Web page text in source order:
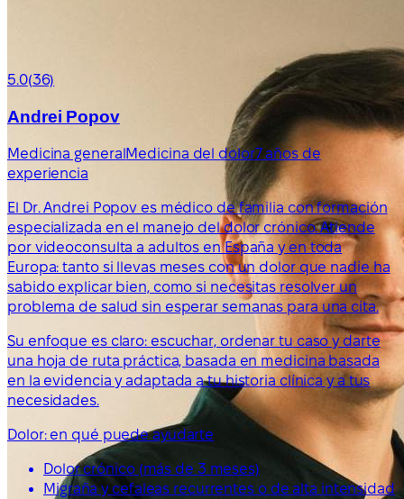
5.0(36)
Andrei Popov
Medicina generalMedicina del dolor7 años de
experiencia
El Dr. Andrei Popov es médico de familia con formación
especializada en el manejo del dolor crónico. Atiende
por videoconsulta a adultos en España y en toda
Europa: tanto si llevas meses con un dolor que nadie ha
sabido explicar bien, como si necesitas resolver un
problema de salud sin esperar semanas para una cita.
Su enfoque es claro: escuchar, ordenar tu caso y darte
una hoja de ruta práctica, basada en medicina basada
en la evidencia y adaptada a tu historia clínica y a tus
necesidades.
Dolor: en qué puede ayudarte
Dolor crónico (más de 3 meses)
Migraña y cefaleas recurrentes o de alta intensidad